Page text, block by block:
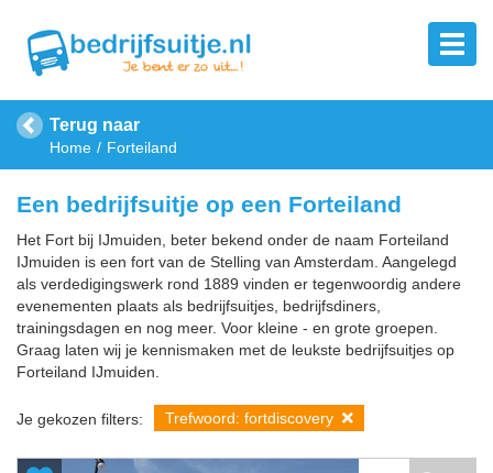
Terug naar
Home Forteiland
Een bedrijfsuitje op een Forteiland
Het Fort bij IJmuiden, beter bekend onder de naam Forteiland
IJmuiden is een fort van de Stelling van Amsterdam. Aangelegd
als verdedigingswerk rond 1889 vinden er tegenwoordig andere
evenementen plaats als bedrijfsuitjes, bedrijfsdiners,
trainingsdagen en nog meer. Voor kleine - en grote groepen.
Graag laten wij je kennismaken met de leukste bedrijfsuitjes op
Forteiland IJmuiden.
Je gekozen filters: Trefwoord: fortdiscovery